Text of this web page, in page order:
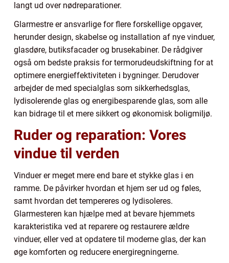
langt ud over nødreparationer.
Glarmestre er ansvarlige for flere forskellige opgaver,
herunder design, skabelse og installation af nye vinduer,
glasdøre, butiksfacader og brusekabiner. De rådgiver
også om bedste praksis for termorudeudskiftning for at
optimere energieffektiviteten i bygninger. Derudover
arbejder de med specialglas som sikkerhedsglas,
lydisolerende glas og energibesparende glas, som alle
kan bidrage til et mere sikkert og økonomisk boligmiljø.
Ruder og reparation: Vores
vindue til verden
Vinduer er meget mere end bare et stykke glas i en
ramme. De påvirker hvordan et hjem ser ud og føles,
samt hvordan det tempereres og lydisoleres.
Glarmesteren kan hjælpe med at bevare hjemmets
karakteristika ved at reparere og restaurere ældre
vinduer, eller ved at opdatere til moderne glas, der kan
øge komforten og reducere energiregningerne.